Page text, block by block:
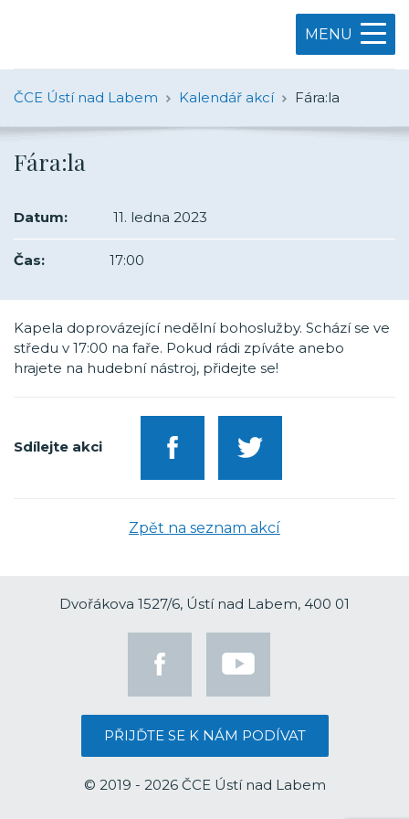
MENU
ČCE Ústí nad Labem Kalendář akcí Fára:la
Fára:la
Datum: 11. ledna 2023
Čas: 17:00
Kapela doprovázející nedělní bohoslužby. Schází se ve
středu v 17:00 na faře. Pokud rádi zpíváte anebo
hrajete na hudební nástroj, přidejte se!
Sdílejte akci
Zpět na seznam akcí
Dvořákova 1527/6, Ústí nad Labem, 400 01
PŘIJĎTE SE K NÁM PODÍVAT
© 2019 - 2026 ČCE Ústí nad Labem